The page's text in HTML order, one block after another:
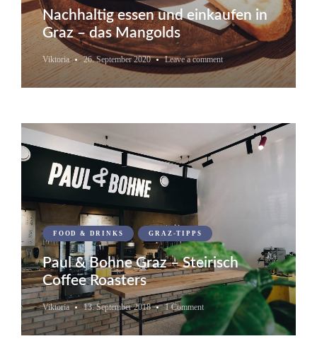
Nachhaltig essen und einkaufen in
Graz – das Mangolds
Viktoria 26. September 2020 Leave a comment
FOOD & DRINKS GRAZ-TIPPS
Paul & Bohne Graz – Steirisch
Coffee Roasters
Viktoria 13. September 2018 1 Comment